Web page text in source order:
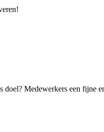
doel? Medewerkers een fijne